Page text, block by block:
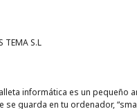
TEMA S.L
informática es un pequeño
se guarda en tu ordenador,